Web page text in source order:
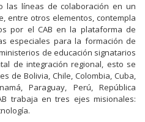
las líneas de colaboración en un
entre otros elementos, contempla
por el CAB en la plataforma de
especiales para la formación de
de educación signatarios
de integración regional, esto se
de Bolivia, Chile, Colombia, Cuba,
Paraguay, Perú, República
trabaja en tres ejes misionales: